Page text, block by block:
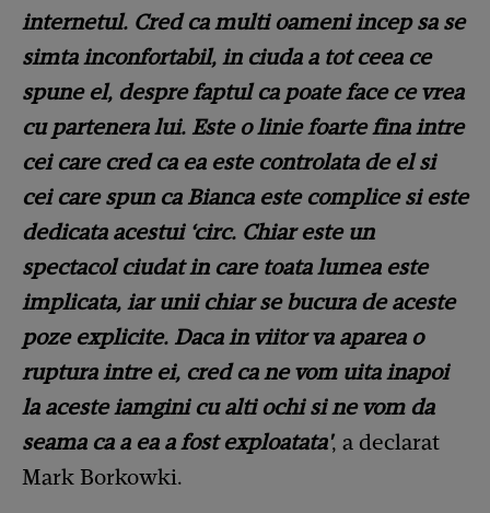
internetul. Cred ca multi oameni incep sa se
simta inconfortabil, in ciuda a tot ceea ce
spune el, despre faptul ca poate face ce vrea
cu partenera lui. Este o linie foarte fina intre
cei care cred ca ea este controlata de el si
cei care spun ca Bianca este complice si este
dedicata acestui ‘circ. Chiar este un
spectacol ciudat in care toata lumea este
implicata, iar unii chiar se bucura de aceste
poze explicite. Daca in viitor va aparea o
ruptura intre ei, cred ca ne vom uita inapoi
la aceste iamgini cu alti ochi si ne vom da
seama ca a ea a fost exploatata', a declarat
Mark Borkowki.